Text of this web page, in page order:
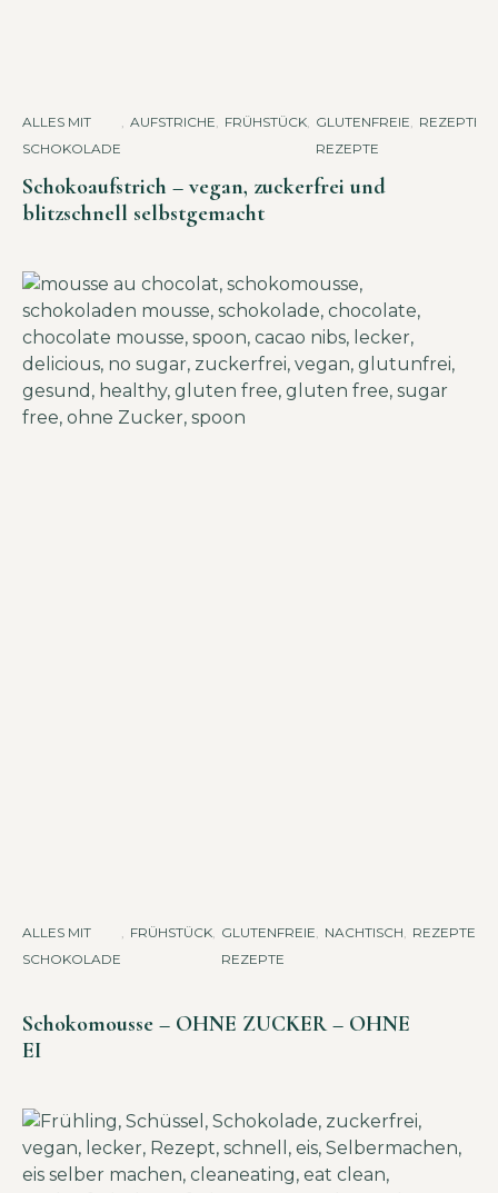
ALLES MIT
SCHOKOLADE
, AUFSTRICHE, FRÜHSTÜCK, GLUTENFREIE
REZEPTE
, REZEPTE
Schokoaufstrich – vegan, zuckerfrei und
blitzschnell selbstgemacht
ALLES MIT
SCHOKOLADE
FRÜHSTÜCK GLUTENFREIE
REZEPTE
NACHTISCH REZEPTE
Schokomousse – OHNE ZUCKER – OHNE
EI